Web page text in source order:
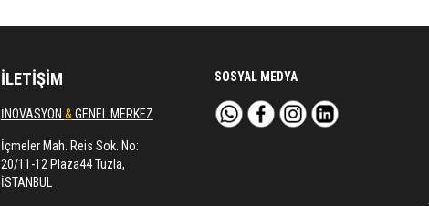
İLETİŞİM
İNOVASYON & GENEL MERKEZ
İçmeler Mah. Reis Sok. No:
20/11-12 Plaza44 Tuzla,
İSTANBUL
SOSYAL MEDYA